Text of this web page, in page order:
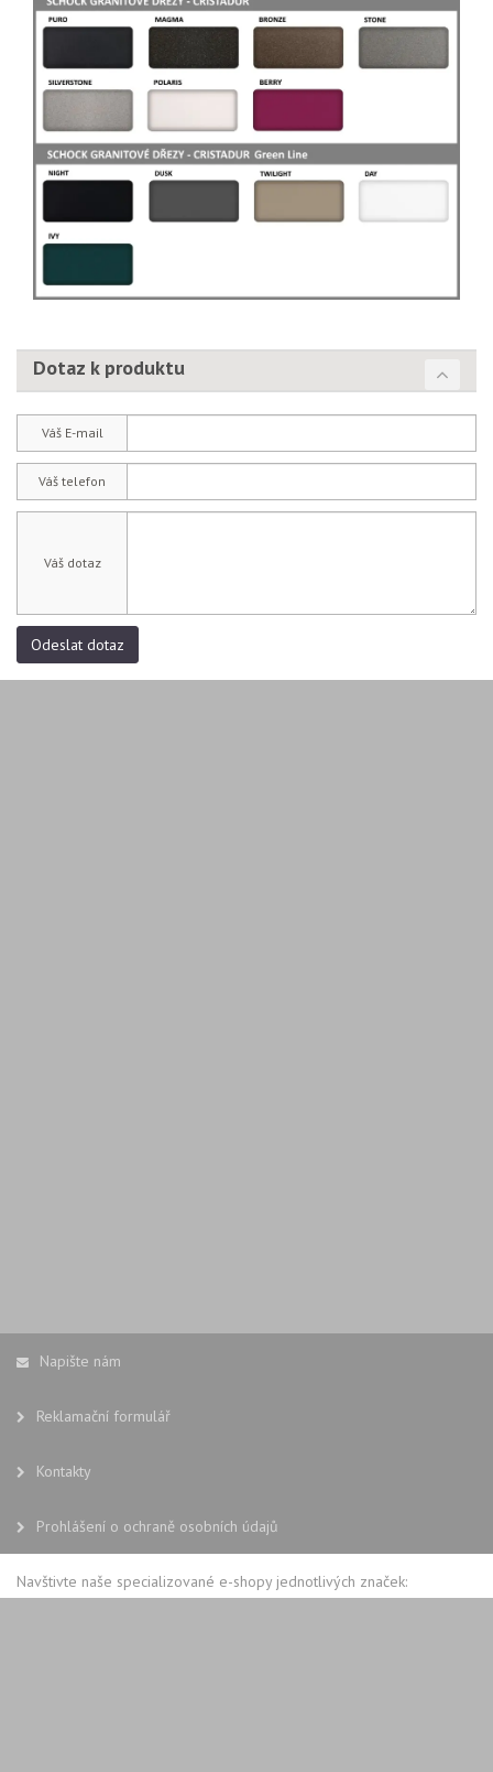
Dotaz k produktu
Váš E-mail
Váš telefon
Váš dotaz
Odeslat dotaz
Napište nám
Reklamační formulář
Kontakty
Prohlášení o ochraně osobních údajů
Navštivte naše specializované e-shopy jednotlivých značek: